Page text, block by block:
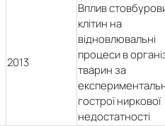
2013
Вплив
клітин на
відновлювальні
процеси в
тварин за
гострої ниркової
недостатності